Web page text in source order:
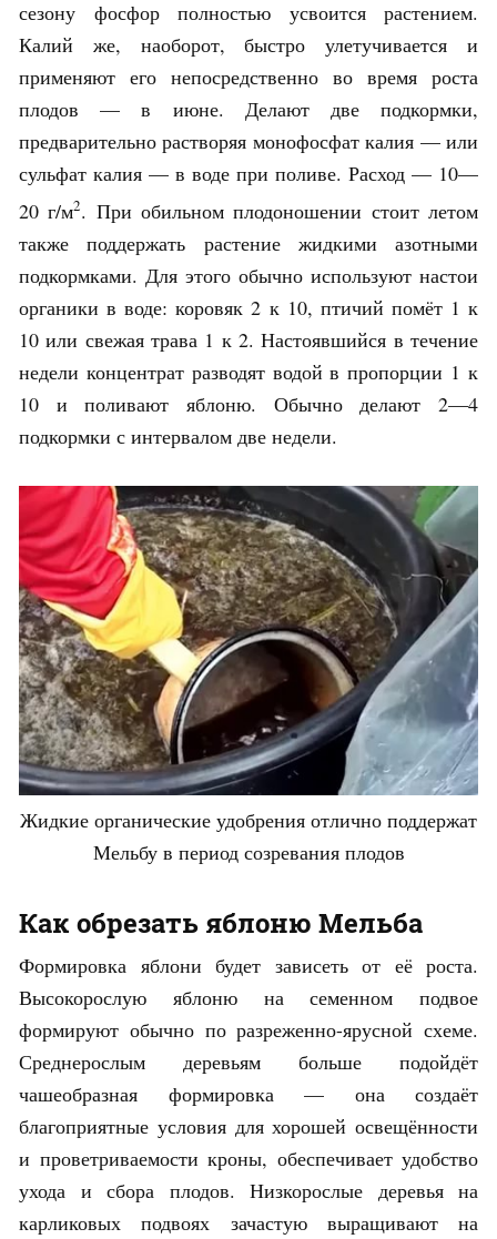
сезону фосфор полностью усвоится растением.
Калий же, наоборот, быстро улетучивается и
применяют его непосредственно во время роста
плодов — в июне. Делают две подкормки,
предварительно растворяя монофосфат калия — или
сульфат калия — в воде при поливе. Расход — 10—
20 г/м2. При обильном плодоношении стоит летом
также поддержать растение жидкими азотными
подкормками. Для этого обычно используют настои
органики в воде: коровяк 2 к 10, птичий помёт 1 к
10 или свежая трава 1 к 2. Настоявшийся в течение
недели концентрат разводят водой в пропорции 1 к
10 и поливают яблоню. Обычно делают 2—4
подкормки с интервалом две недели.
Жидкие органические удобрения отлично поддержат
Мельбу в период созревания плодов
Как обрезать яблоню Мельба
Формировка яблони будет зависеть от её роста.
Высокорослую яблоню на семенном подвое
формируют обычно по разреженно-ярусной схеме.
Среднерослым деревьям больше подойдёт
чашеобразная формировка — она создаёт
благоприятные условия для хорошей освещённости
и проветриваемости кроны, обеспечивает удобство
ухода и сбора плодов. Низкорослые деревья на
карликовых подвоях зачастую выращивают на